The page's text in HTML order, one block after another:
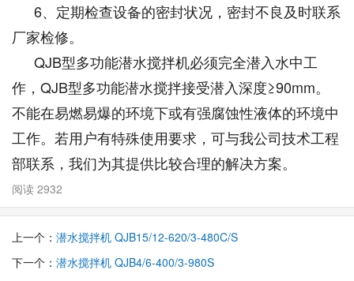
6、定期检查设备的密封状况，密封不良及时联系
厂家检修。
QJB型多功能潜水搅拌机必须完全潜入水中工
作，QJB型多功能潜水搅拌接受潜入深度≥90mm。
不能在易燃易爆的环境下或有强腐蚀性液体的环境中
工作。若用户有特殊使用要求，可与我公司技术工程
部联系，我们为其提供比较合理的解决方案。
阅读 2932
上一个： 潜水搅拌机 QJB15/12-620/3-480C/S
下一个： 潜水搅拌机 QJB4/6-400/3-980S